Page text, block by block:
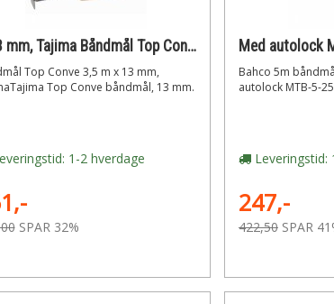
x 13 mm, Tajima Båndmål Top Conve 3,5 m
Top Conve 3,5 m x 13 mm,
Top Conve båndmål, 13 mm.
1-2 hverdage
SPAR 32%
Bahco 5m
autolock MTB-5-25
Leveringstid:
247,-
422,50 SPAR